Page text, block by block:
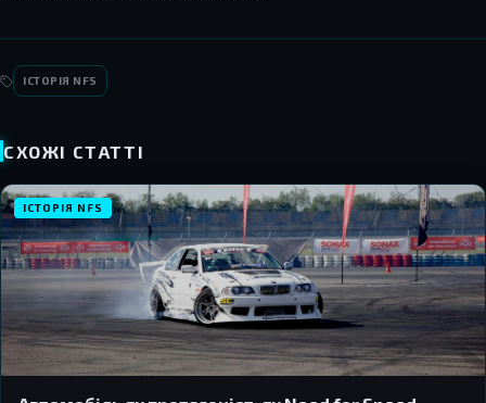
ІСТОРІЯ NFS
СХОЖІ СТАТТІ
ІСТОРІЯ NFS